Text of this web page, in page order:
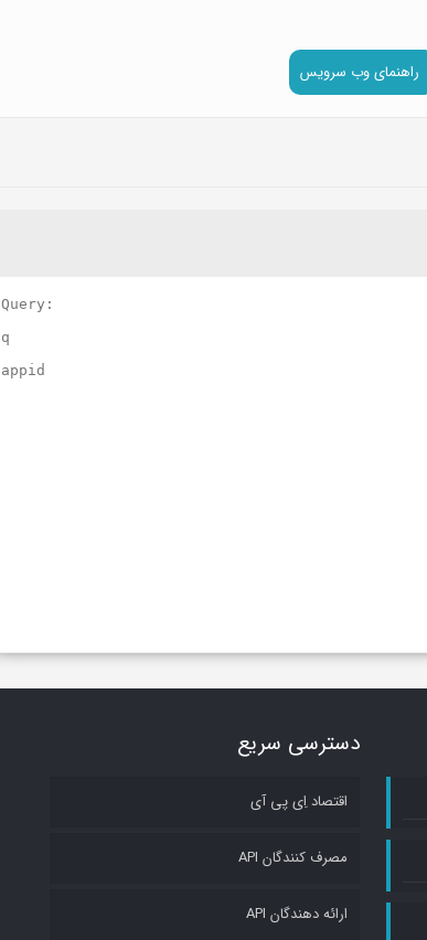
راهنمای وب سرویس
Query:
q
appid
دسترسی سریع
اقتصاد اِی پی آی
مصرف کنندگان API
ارائه دهندگان API